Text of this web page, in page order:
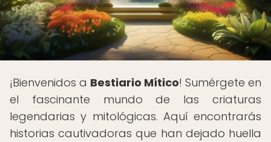
¡Bienvenidos a Bestiario Mítico! Sumérgete en
el fascinante mundo de las criaturas
legendarias y mitológicas. Aquí encontrarás
historias cautivadoras que han dejado huella